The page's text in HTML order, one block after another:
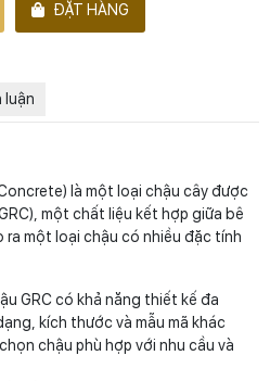
ĐẶT HÀNG
luận
là một loại chậu cây được
một chất liệu kết hợp giữa bê
một loại chậu có nhiều đặc tính
GRC có khả năng thiết kế đa
kích thước và mẫu mã khác
chậu phù hợp với nhu cầu và